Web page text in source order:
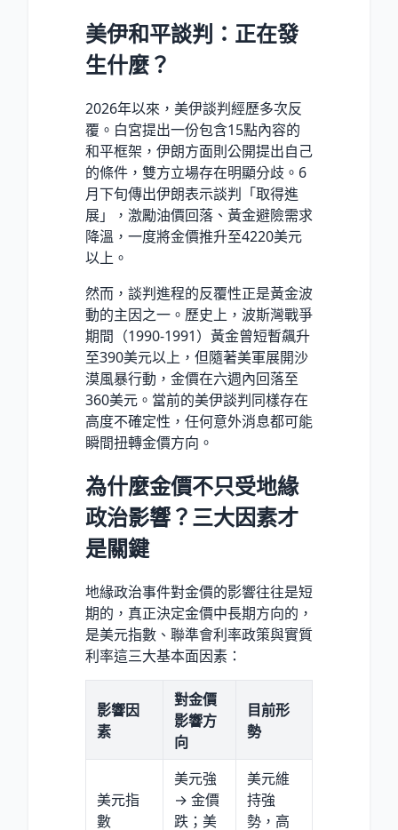
美伊和平談判：正在發
生什麼？
2026年以來，美伊談判經歷多次反
覆。白宮提出一份包含15點內容的
和平框架，伊朗方面則公開提出自己
的條件，雙方立場存在明顯分歧。6
月下旬傳出伊朗表示談判「取得進
展」，激勵油價回落、黃金避險需求
降溫，一度將金價推升至4220美元
以上。
然而，談判進程的反覆性正是黃金波
動的主因之一。歷史上，波斯灣戰爭
期間（1990-1991）黃金曾短暫飆升
至390美元以上，但隨著美軍展開沙
漠風暴行動，金價在六週內回落至
360美元。當前的美伊談判同樣存在
高度不確定性，任何意外消息都可能
瞬間扭轉金價方向。
為什麼金價不只受地緣
政治影響？三大因素才
是關鍵
地緣政治事件對金價的影響往往是短
期的，真正決定金價中長期方向的，
是美元指數、聯準會利率政策與實質
利率這三大基本面因素：
影響因
素
對金價
影響方
向
目前形
勢
美元指
數
美元強
→ 金價
跌；美
美元維
持強
勢，高